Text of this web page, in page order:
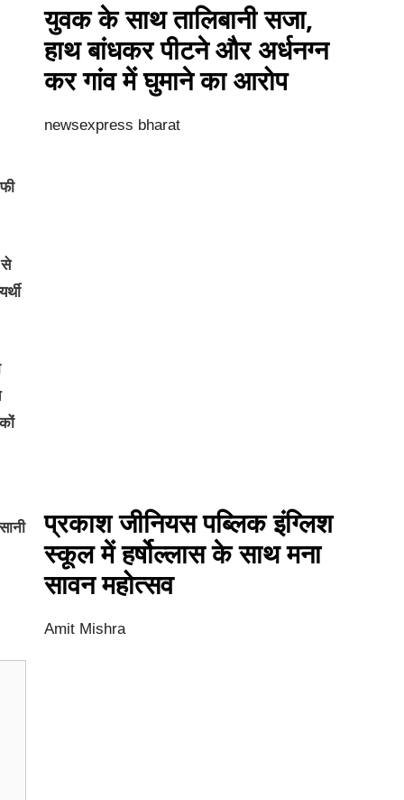
से
युवक के साथ तालिबानी सजा,
हाथ बांधकर पीटने और अर्धनग्न
कर गांव में घुमाने का आरोप
newsexpress bharat
प्रकाश जीनियस पब्लिक इंग्लिश
स्कूल में हर्षोल्लास के साथ मना
सावन महोत्सव
Amit Mishra